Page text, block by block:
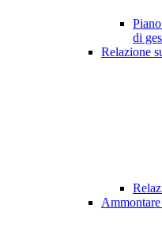
di
Relazione